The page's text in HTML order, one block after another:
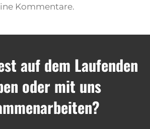
Kommentare.
auf dem Laufenden
oder mit uns